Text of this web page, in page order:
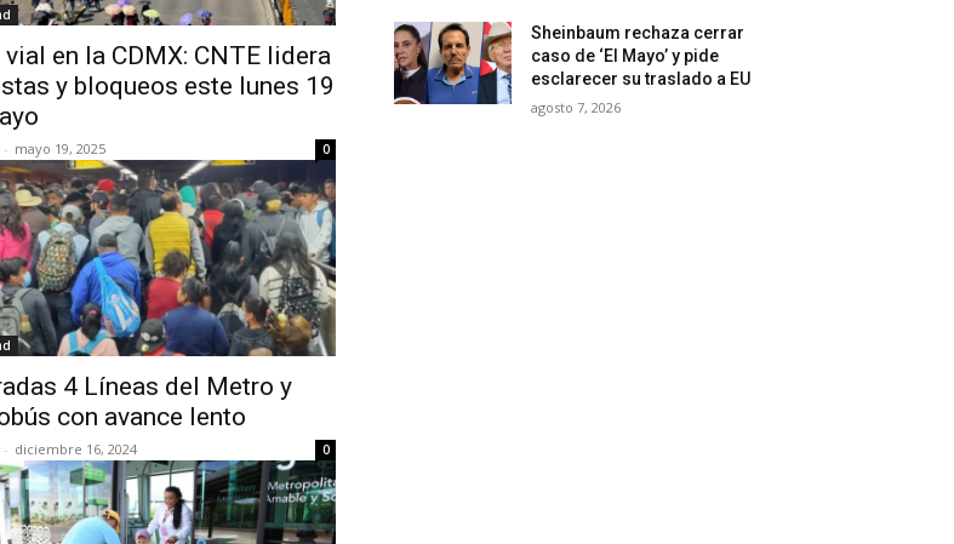
vial en la CDMX: CNTE lidera
y bloqueos este lunes 19
- mayo 19, 2025 0
4 Líneas del Metro y
con avance lento
- diciembre 16, 2024 0
Sheinbaum rechaza cerrar
caso de ‘El Mayo’ y pide
esclarecer su traslado a EU
agosto 7, 2026